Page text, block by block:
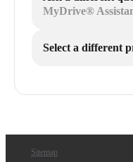
MyDrive®
Select a different
Sitemap